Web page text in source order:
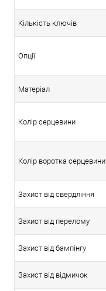
Кількість ключів
Опції
Матеріал
Колір серцевини
Колір воротка серцевини
Захист від свердління
Захист від перелому
Захист від бампінгу
Захист від відмичок